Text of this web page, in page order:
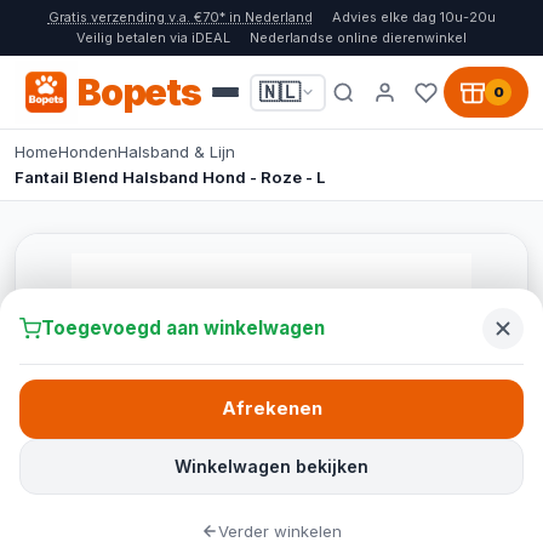
Gratis verzending v.a. €70* in Nederland
Advies elke dag 10u-20u
Veilig betalen via iDEAL
Nederlandse online dierenwinkel
Bopets 🇳🇱 0
HomeHondenHalsband & Lijn
Fantail Blend Halsband Hond - Roze - L
Toegevoegd aan winkelwagen
Winkelwagen bekijken
Afrekenen
Verder winkelen